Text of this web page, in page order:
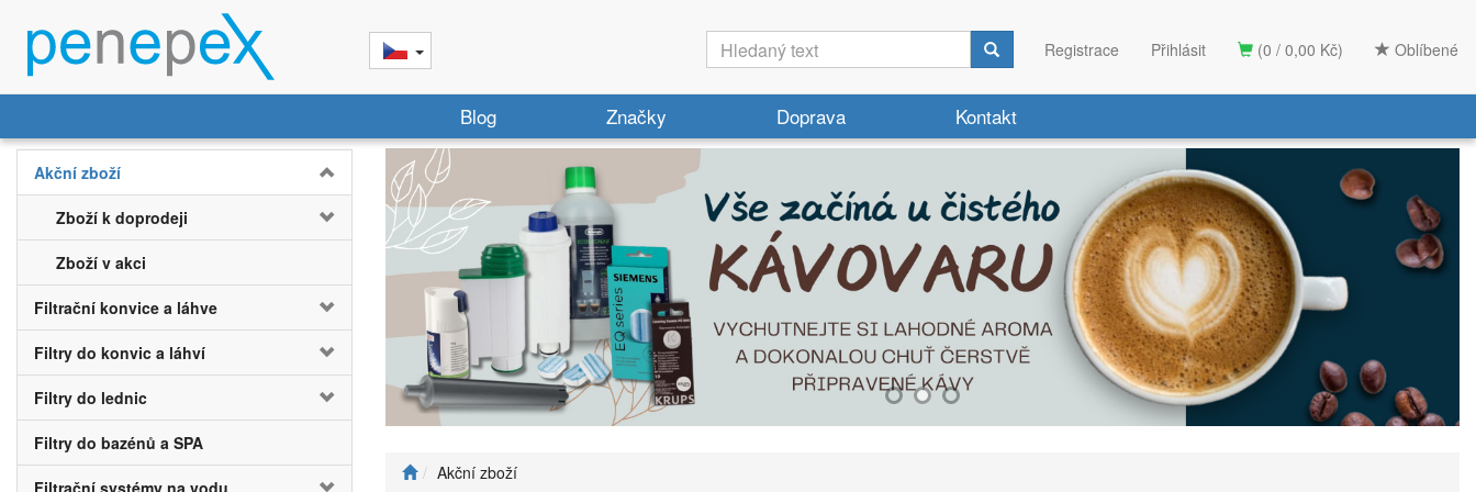
(0 / 0,00 Kč) Oblíbené
Registrace Přihlásit
Blog Značky Doprava Kontakt
Akční zboží
Zboží k doprodeji
Zboží v akci
Filtrační konvice a láhve
Filtry do konvic a láhví
Filtry do lednic
Filtry do bazénů a SPA
Filtrační systémy na vodu
Akční zboží